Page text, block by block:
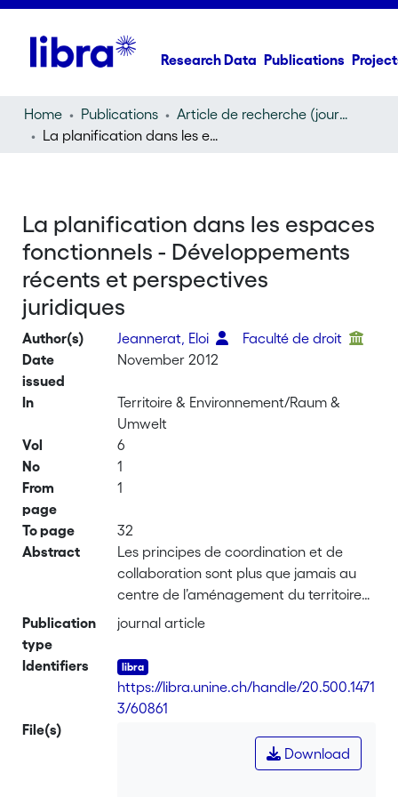
Research Data Publications
Home Publications
Article de recherche (journal article)
La planification dans les espaces fonctionnels - Développements récents et perspectives juridiques
La planification dans les espaces
fonctionnels - Développements
récents et perspectives
juridiques
Author(s) Jeannerat, Eloi
Faculté de droit
Date
issued
November 2012
In
Territoire & Environnement/Raum &
Umwelt
Vol
6
No
1
From
page
1
To page
32
Abstract
Les principes de coordination et de
collaboration sont plus que jamais au
centre de l’aménagement du territoire
compte tenu des défis auxquels les
confrontées. En effet, la Suisse
s’urbanise et la mobilité de la
population augmente sans cesse. Les
d’emprise sur le territoire ou d’effets sur
l’environnement. Il n’est aujourd’hui plus
Publication
type
journal article
Identifiers
https://libra.unine.ch/handle/20.500.1471
3/60861
File(s)
Download